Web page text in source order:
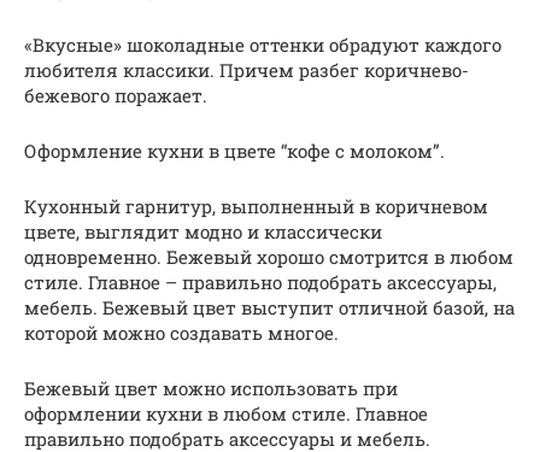
«Вкусные» шоколадные оттенки обрадуют каждого
любителя классики. Причем разбег коричнево-
бежевого поражает.
Оформление кухни в цвете “кофе с молоком”.
Кухонный гарнитур, выполненный в коричневом
цвете, выглядит модно и классически
одновременно. Бежевый хорошо смотрится в любом
стиле. Главное – правильно подобрать аксессуары,
мебель. Бежевый цвет выступит отличной базой, на
которой можно создавать многое.
Бежевый цвет можно использовать при
оформлении кухни в любом стиле. Главное
правильно подобрать аксессуары и мебель.